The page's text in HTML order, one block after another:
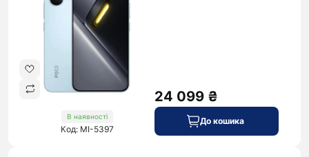
В наявності
Код: MI-5397
24 099 ₴
До кошика